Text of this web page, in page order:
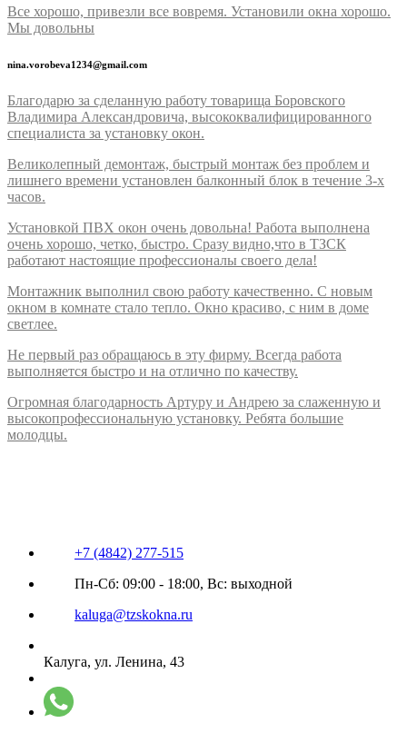
Все хорошо, привезли все вовремя. Установили окна хорошо.
Мы довольны
nina.vorobeva1234@gmail.com
Благодарю за сделанную работу товарища Боровского
Владимира Александровича, высококвалифицированного
специалиста за установку окон.
Великолепный демонтаж, быстрый монтаж без проблем и
лишнего времени установлен балконный блок в течение 3-х
часов.
Установкой ПВХ окон очень довольна! Работа выполнена
очень хорошо, четко, быстро. Сразу видно,что в ТЗСК
работают настоящие профессионалы своего дела!
Монтажник выполнил свою работу качественно. С новым
окном в комнате стало тепло. Окно красиво, с ним в доме
светлее.
Не первый раз обращаюсь в эту фирму. Всегда работа
выполняется быстро и на отлично по качеству.
Огромная благодарность Артуру и Андрею за слаженную и
высокопрофессиональную установку. Ребята большие
молодцы.
+7 (4842) 277-515
Пн-Сб: 09:00 - 18:00, Вс: выходной
kaluga@tzskokna.ru
Калуга, ул. Ленина, 43